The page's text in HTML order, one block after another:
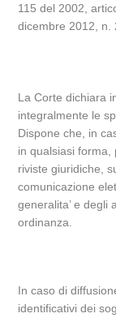
115 del 2002,
dicembre 2012, n.
La Corte dichiara
integralmente le
Dispone che, in
in qualsiasi forma,
riviste giuridiche,
comunicazione
generalita’ e degli
ordinanza.
In caso di
identificativi dei